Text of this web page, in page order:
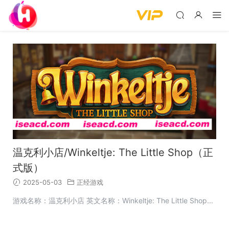
温克利小店/Winkeltje: The Little Shop（正
式版）
2025-05-03 正经游戏
游戏名称：温克利小店 英文名称：Winkeltje: The Little Shop...